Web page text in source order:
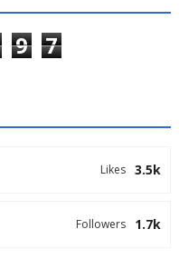
9 7
3.5k
Likes
1.7k
Followers